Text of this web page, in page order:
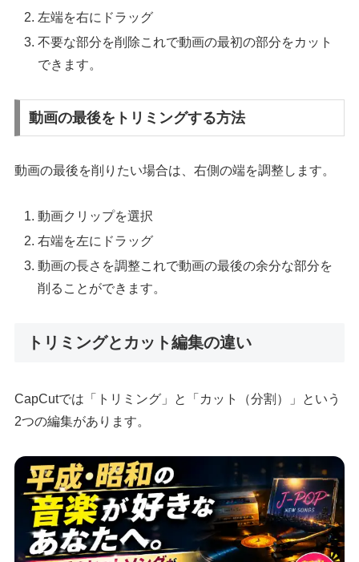
左端を右にドラッグ
不要な部分を削除これで動画の最初の部分をカット
できます。
動画の最後をトリミングする方法
動画の最後を削りたい場合は、右側の端を調整します。
動画クリップを選択
右端を左にドラッグ
動画の長さを調整これで動画の最後の余分な部分を
削ることができます。
トリミングとカット編集の違い
CapCutでは「トリミング」と「カット（分割）」という
2つの編集があります。